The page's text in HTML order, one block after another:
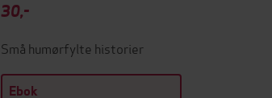
30,-
Små humørfylte historier
Ebok